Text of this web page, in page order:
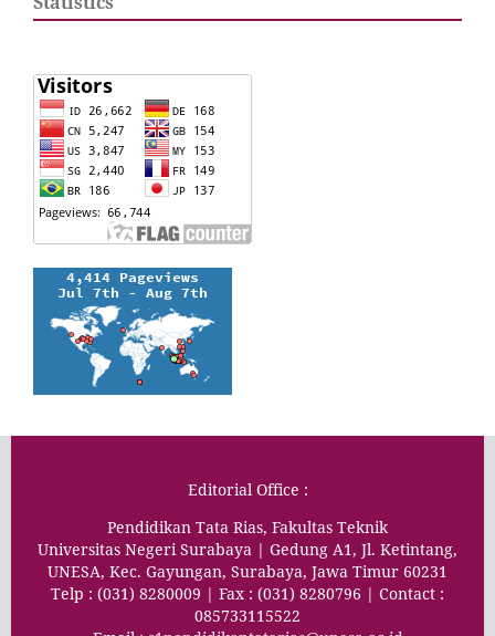
Editorial Office :
Pendidikan Tata Rias, Fakultas Teknik
Universitas Negeri Surabaya | Gedung A1, Jl. Ketintang,
UNESA, Kec. Gayungan, Surabaya, Jawa Timur 60231
Telp : (031) 8280009 | Fax : (031) 8280796 | Contact :
085733115522